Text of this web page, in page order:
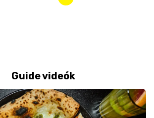
Guide videók